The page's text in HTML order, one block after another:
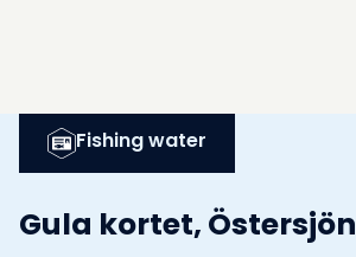
Fishing water
Gula kortet, Östersjön